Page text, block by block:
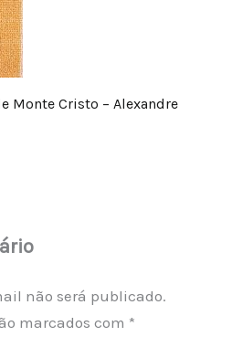
Monte Cristo – Alexandre
não será publicado.
marcados com *